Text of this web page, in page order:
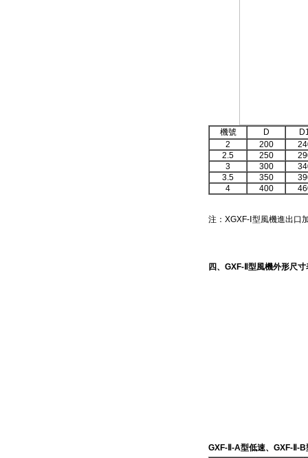
機號 D
2
200
2.5
250
3
300
3.5
350
4
400
注： XGXF-Ⅰ 型風機進出口
四、 GXF-Ⅱ 型風機外形尺寸
GXF-Ⅱ-A型低速、 GXF-Ⅱ-B